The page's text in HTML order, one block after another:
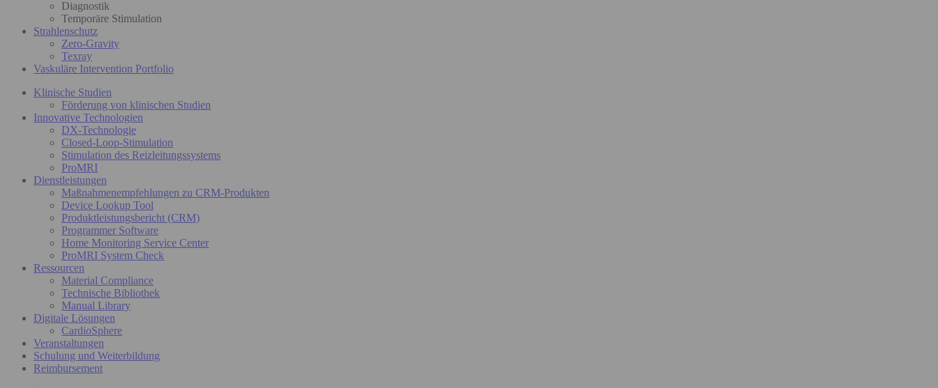
Diagnostik
Temporäre Stimulation
Strahlenschutz
Zero-Gravity
Texray
Vaskuläre Intervention Portfolio
Klinische Studien
Förderung von klinischen Studien
Innovative Technologien
DX-Technologie
Closed-Loop-Stimulation
Stimulation des Reizleitungssystems
ProMRI
Dienstleistungen
Maßnahmenempfehlungen zu CRM-Produkten
Device Lookup Tool
Produktleistungsbericht (CRM)
Programmer Software
Home Monitoring Service Center
ProMRI System Check
Ressourcen
Material Compliance
Technische Bibliothek
Manual Library
Digitale Lösungen
CardioSphere
Veranstaltungen
Schulung und Weiterbildung
Reimbursement